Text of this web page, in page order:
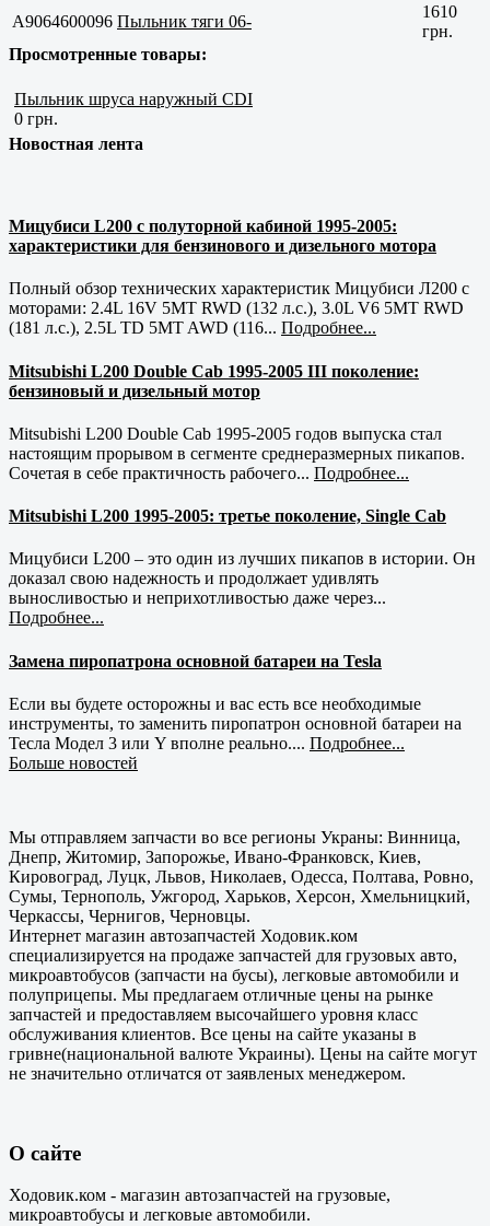
A9064600096 Пыльник тяги 06-
1610
грн.
Просмотренные товары:
Пыльник шруса наружный CDI
0 грн.
Новостная лента
Мицубиси L200 с полуторной кабиной 1995-2005:
характеристики для бензинового и дизельного мотора
Полный обзор технических характеристик Мицубиси Л200 с
моторами: 2.4L 16V 5MT RWD (132 л.с.), 3.0L V6 5MT RWD
(181 л.с.), 2.5L TD 5MT AWD (116... Подробнее...
Mitsubishi L200 Double Cab 1995-2005 III поколение:
бензиновый и дизельный мотор
Mitsubishi L200 Double Cab 1995-2005 годов выпуска стал
настоящим прорывом в сегменте среднеразмерных пикапов.
Сочетая в себе практичность рабочего... Подробнее...
Mitsubishi L200 1995-2005: третье поколение, Single Cab
Мицубиси L200 – это один из лучших пикапов в истории. Он
доказал свою надежность и продолжает удивлять
выносливостью и неприхотливостью даже через...
Подробнее...
Замена пиропатрона основной батареи на Tesla
Если вы будете осторожны и вас есть все необходимые
инструменты, то заменить пиропатрон основной батареи на
Тесла Модел 3 или Y вполне реально.... Подробнее...
Больше новостей
Мы отправляем запчасти во все регионы Украны: Винница,
Днепр, Житомир, Запорожье, Ивано-Франковск, Киев,
Кировоград, Луцк, Львов, Николаев, Одесса, Полтава, Ровно,
Сумы, Тернополь, Ужгород, Харьков, Херсон, Хмельницкий,
Черкассы, Чернигов, Черновцы.
Интернет магазин автозапчастей Ходовик.ком
специализируется на продаже запчастей для грузовых авто,
микроавтобусов (запчасти на бусы), легковые автомобили и
полуприцепы. Мы предлагаем отличные цены на рынке
запчастей и предоставляем высочайшего уровня класс
обслуживания клиентов. Все цены на сайте указаны в
гривне(национальной валюте Украины). Цены на сайте могут
не значительно отличатся от заявленых менеджером.
О сайте
Ходовик.ком - магазин автозапчастей на грузовые,
микроавтобусы и легковые автомобили.